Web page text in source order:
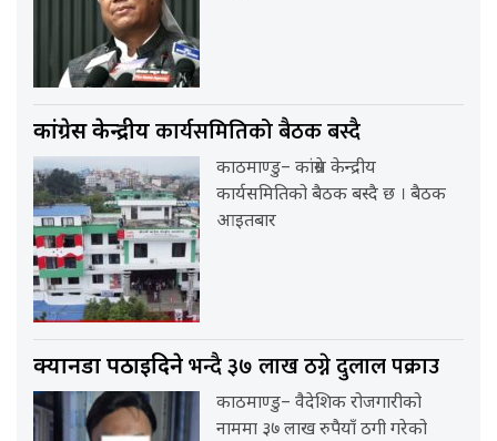
कांग्रेस केन्द्रीयकार्यसमितिको बैठक बस्दै
काठमाण्डु– कांग्रेस केन्द्रीय
कार्यसमितिको बैठक बस्दै छ । बैठक
आइतबार
क्यानडा पठाइदिनेभन्दै ३७ लाख ठग्ने दुलाल पक्राउ
काठमाण्डु– वैदेशिक रोजगारीको
नाममा ३७ लाख रुपैयाँ ठगी गरेको